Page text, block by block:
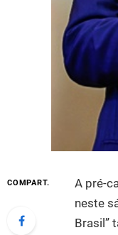
COMPART.
A pré-
neste
Brasil”